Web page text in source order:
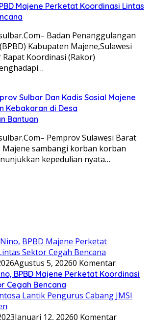
Majene Perketat Koordinasi Lintas
Badan Penanggulangan
Kabupaten Majene,Sulawesi
Koordinasi (Rakor)
Sulbar Dan Kadis Sosial Majene
Kebakaran di Desa
Bantuan
Pemprov Sulawesi Barat
Majene sambangi korban korban
kepedulian nyata…
Agustus 5, 20260 Komentar
BPBD Majene Perketat Koordinasi
Cegah Bencana
Januari 12, 20260 Komentar